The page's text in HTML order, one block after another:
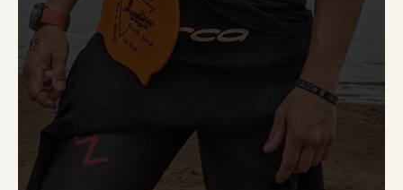
Контакты
О Zero Point
Заказать
Подарочные карты
ZERO POINT
Zero Point
Brewing Co